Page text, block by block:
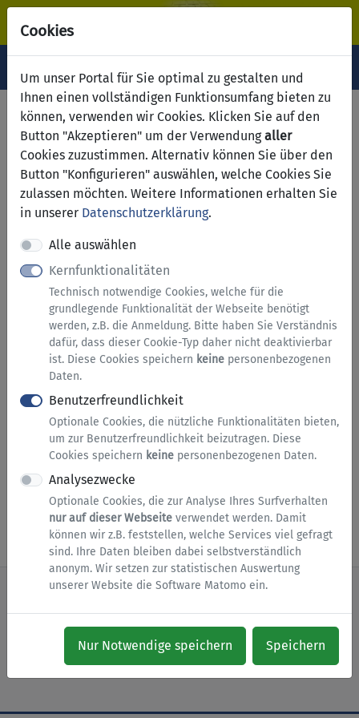
Cookies
Um unser Portal für Sie optimal zu gestalten und
Ihnen einen vollständigen Funktionsumfang bieten zu
können, verwenden wir Cookies. Klicken Sie auf den
Button "Akzeptieren" um der Verwendungaller
Cookies zuzustimmen. Alternativ können Sie über den
Button "Konfigurieren" auswählen, welche Cookies Sie
zulassen möchten. Weitere Informationen erhalten Sie
in unserer Datenschutzerklärung.
Alle auswählen
Kernfunktionalitäten
Technisch notwendige Cookies, welche für die
grundlegende Funktionalität der Webseite benötigt
werden, z.B. die Anmeldung. Bitte haben Sie Verständnis
dafür, dass dieser Cookie-Typ daher nicht deaktivierbar
ist. Diese Cookies speichern keine personenbezogenen
Daten.
Benutzerfreundlichkeit
Optionale Cookies, die nützliche Funktionalitäten bieten,
um zur Benutzerfreundlichkeit beizutragen. Diese
Cookies speichern keine personenbezogenen Daten.
Analysezwecke
Optionale Cookies, die zur Analyse Ihres Surfverhalten
nur auf dieser Webseite verwendet werden. Damit
können wir z.B. feststellen, welche Services viel gefragt
sind. Ihre Daten bleiben dabei selbstverständlich
anonym. Wir setzen zur statistischen Auswertung
unserer Website die Software Matomo ein.
Nur Notwendige speichern Speichern
Anmeldung
Anmelden
Haben Sie bereits einen Portalzugang, nutzen Sie
bitte nun ein BundID-Konto mit derselben E-Mail-
Adresse.
Als Unternehmen melden Sie sich bitte über Ihr
Unternehmenskonto auf Basis von ELSTER an.
Zur Anmeldung
nach oben Zur Startseite Impressum
Datenschutz Barrierefreiheit Cookies